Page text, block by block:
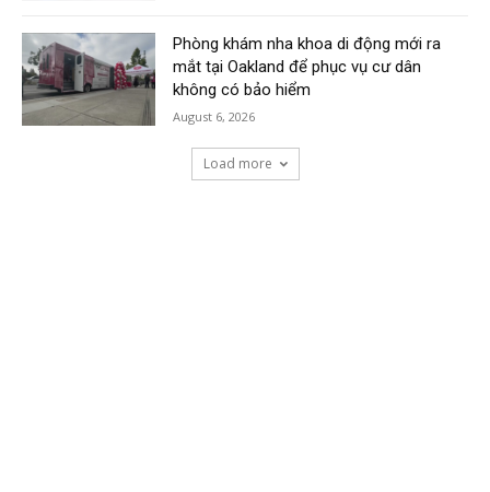
Phòng khám nha khoa di động mới ra
mắt tại Oakland để phục vụ cư dân
không có bảo hiểm
August 6, 2026
Load more